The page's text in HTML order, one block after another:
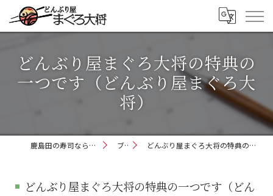
どんぶり屋まぐろ大将の特典の
一つです（どんぶり屋まぐろ大
将）
鹿島田の寿司ならどんぶり屋まぐろ大将 ブログ どんぶり屋まぐろ大将の特典の一つです（どんぶり屋まぐろ大将）
どんぶり屋まぐろ大将の特典の一つです（どん